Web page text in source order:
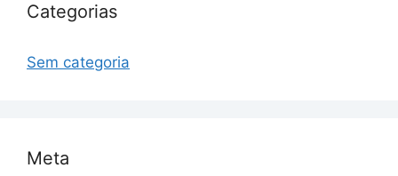
Categorias
Sem categoria
Meta